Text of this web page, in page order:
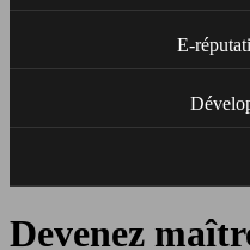
E-
Devenez